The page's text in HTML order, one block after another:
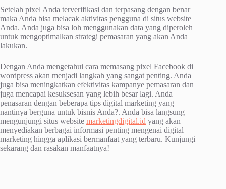
Setelah pixel Anda terverifikasi dan terpasang dengan benar
maka Anda bisa melacak aktivitas pengguna di situs website
Anda. Anda juga bisa loh menggunakan data yang diperoleh
untuk mengoptimalkan strategi pemasaran yang akan Anda
lakukan.
Dengan Anda mengetahui cara memasang pixel Facebook di
wordpress akan menjadi langkah yang sangat penting. Anda
juga bisa meningkatkan efektivitas kampanye pemasaran dan
juga mencapai kesuksesan yang lebih besar lagi. Anda
penasaran dengan beberapa tips digital marketing yang
nantinya berguna untuk bisnis Anda?. Anda bisa langsung
mengunjungi situs website marketingdigital.id yang akan
menyediakan berbagai informasi penting mengenai digital
marketing hingga aplikasi bermanfaat yang terbaru. Kunjungi
sekarang dan rasakan manfaatnya!